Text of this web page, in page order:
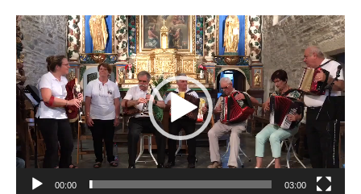
Lecteur
vidéo
00:00 03:00